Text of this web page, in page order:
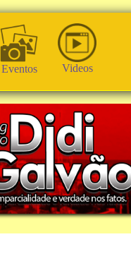
Eventos Videos